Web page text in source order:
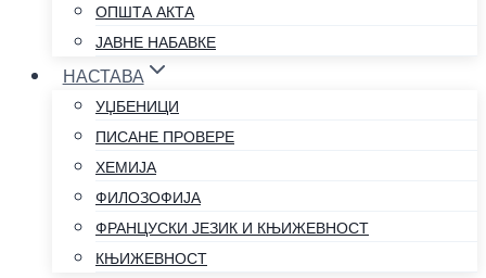
ОПШТА АКТА
ЈАВНЕ НАБАВКЕ
НАСТАВА
УЏБЕНИЦИ
ПИСАНЕ ПРОВЕРЕ
ХЕМИЈА
ФИЛОЗОФИЈА
ФРАНЦУСКИ ЈЕЗИК И КЊИЖЕВНОСТ
КЊИЖЕВНОСТ